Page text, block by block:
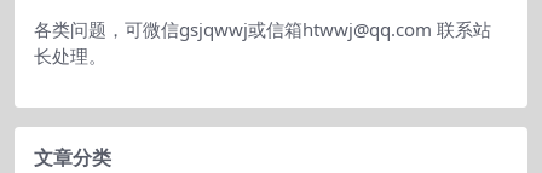
各类问题，可微信gsjqwwj或信箱htwwj@qq.com 联系站
长处理。
文章分类